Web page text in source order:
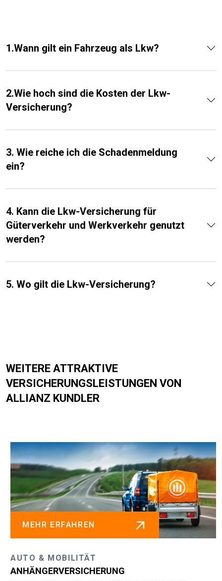
1.Wann gilt ein Fahrzeug als Lkw?
2.Wie hoch sind die Kosten der Lkw-
Versicherung?
3. Wie reiche ich die Schadenmeldung
ein?
4. Kann die Lkw-Versicherung für
Güterverkehr und Werkverkehr genutzt
werden?
5. Wo gilt die Lkw-Versicherung?
WEITERE ATTRAKTIVE
VERSICHERUNGSLEISTUNGEN VON
ALLIANZ KUNDLER
ERFAHREN
& MOBILITÄT